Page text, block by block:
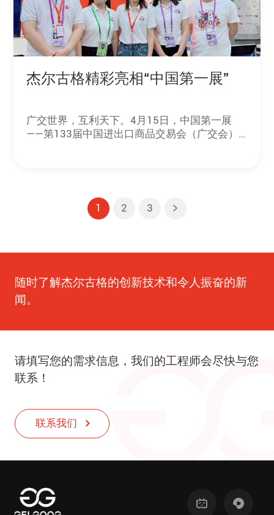
杰尔古格精彩亮相“中国第一展”
广交世界，互利天下。4月15日，中国第一展
——第133届中国进出口商品交易会（广交会）
1
2 3
随时了解杰尔古格的创新技术和令人振奋的新
闻。
请填写您的需求信息，我们的工程师会尽快与您
联系！
联系我们